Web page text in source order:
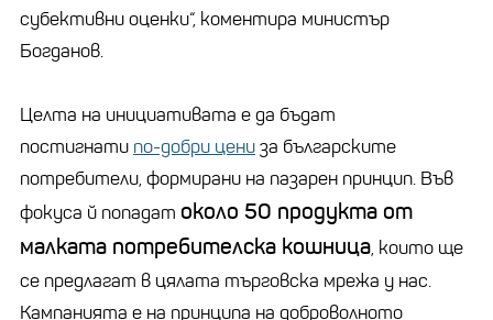
субективни оценки“, коментира министър
Богданов.
Целта на инициативата е да бъдат
постигнати по-добри цениза българските
потребители, формирани на пазарен принцип. Във
фокуса й попадат около 50 продукта от
малката потребителска кошница, които ще
се предлагат в цялата търговска мрежа у нас.
Кампанията е на принципа на доброволното